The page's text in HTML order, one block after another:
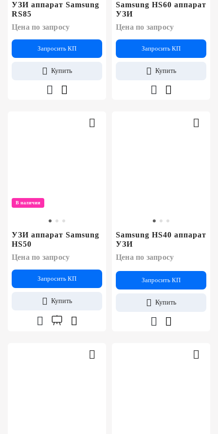
УЗИ аппарат Samsung
RS85
Цена по запросу
Запросить КП
Купить
Samsung HS60 аппарат
УЗИ
Цена по запросу
Запросить КП
Купить
В наличии
УЗИ аппарат Samsung
HS50
Цена по запросу
Запросить КП
Купить
Samsung HS40 аппарат
УЗИ
Цена по запросу
Запросить КП
Купить